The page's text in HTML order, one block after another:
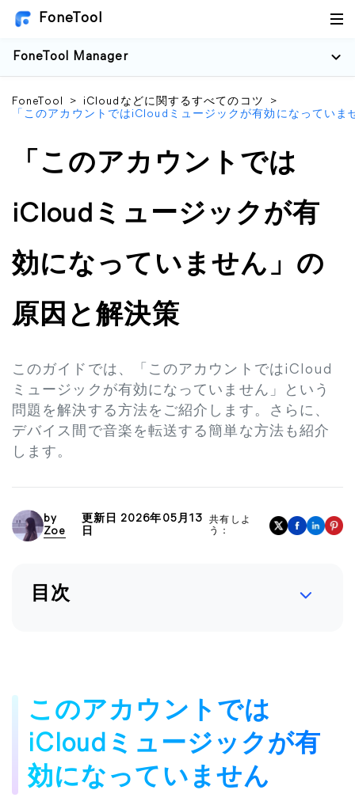
FoneTool
FoneTool Manager
FoneTool > iCloudなどに関するすべてのコツ
>
「このアカウントではiCloudミュージックが有効になっていま
「このアカウントでは
iCloudミュージックが有
効になっていません」の
原因と解決策
このガイドでは、「このアカウントではiCloud
ミュージックが有効になっていません」という
問題を解決する方法をご紹介します。さらに、
デバイス間で音楽を転送する簡単な方法も紹介
します。
by
Zoe
更新日 2026年05月13
日
共有しよ
う：
目次
このアカウントでは
iCloudミュージックが有
効になっていません